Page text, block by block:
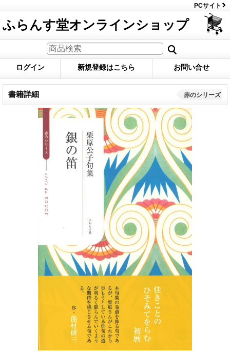
PCサイト
ふらんす堂オンラインショップ
ログイン 新規登録はこちら お問い合せ
書籍詳細 赤のシリーズ